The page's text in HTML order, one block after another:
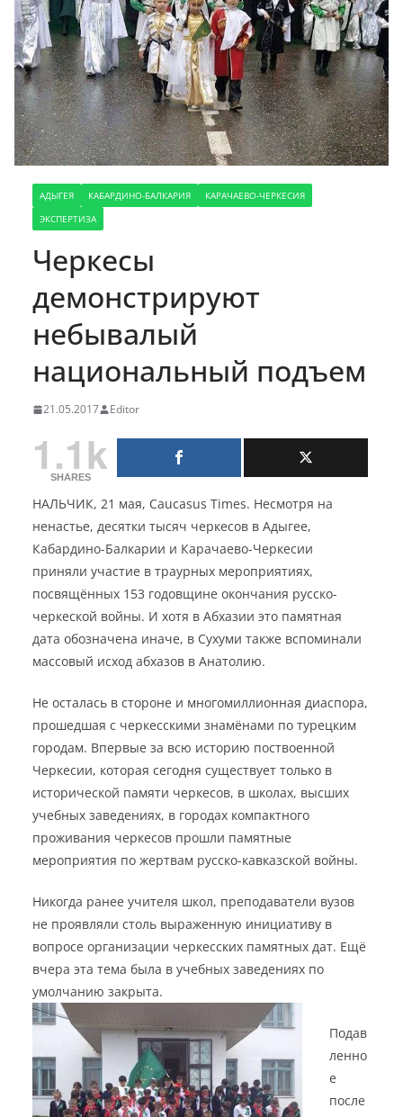
АДЫГЕЯ КАБАРДИНО-БАЛКАРИЯ
КАРАЧАЕВО-ЧЕРКЕСИЯ
ЭКСПЕРТИЗА
Черкесы
демонстрируют
небывалый
национальный подъем
21.05.2017 Editor
1.1k
SHARES
НАЛЬЧИК, 21 мая, Caucasus Times. Несмотря на
ненастье, десятки тысяч черкесов в Адыгее,
Кабардино-Балкарии и Карачаево-Черкесии
приняли участие в траурных мероприятиях,
посвящённых 153 годовщине окончания русско-
черкеской войны. И хотя в Абхазии это памятная
дата обозначена иначе, в Сухуми также вспоминали
массовый исход абхазов в Анатолию.
Не осталась в стороне и многомиллионная диаспора,
прошедшая с черкесскими знамёнами по турецким
городам. Впервые за всю историю поствоенной
Черкесии, которая сегодня существует только в
исторической памяти черкесов, в школах, высших
учебных заведениях, в городах компактного
проживания черкесов прошли памятные
мероприятия по жертвам русско-кавказской войны.
Никогда ранее учителя школ, преподаватели вузов
не проявляли столь выраженную инициативу в
вопросе организации черкесских памятных дат. Ещё
вчера эта тема была в учебных заведениях по
умолчанию закрыта.
Подав
ленно
е
после